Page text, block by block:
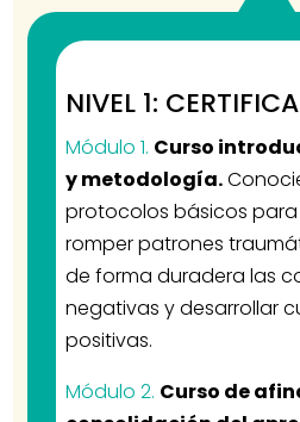
NIVEL 1:
Módulo 1. Curso
y metodología.
protocolos básicos
romper patrones
de forma duradera las
negativas y desarrollar
positivas.
Módulo 2. Curso de